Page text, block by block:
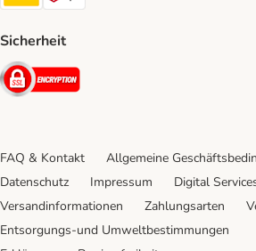
Sicherheit
Security
FAQ & Kontakt
Allgemeine
Datenschutz
Impressum
Digital
Versandinformationen
Zahlungsarten
Entsorgungs-und Umweltbestimmungen